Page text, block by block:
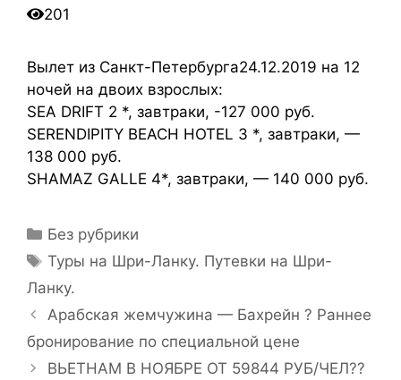
201
Вылет из Санкт-Петербурга24.12.2019 на 12
ночей на двоих взрослых:
SEA DRIFT 2 *, завтраки, -127 000 руб.
SERENDIPITY BEACH HOTEL 3 *, завтраки, —
138 000 руб.
SHAMAZ GALLE 4*, завтраки, — 140 000 руб.
Без рубрики
Туры на Шри-Ланку. Путевки на Шри-
Ланку.
Арабская жемчужина — Бахрейн ? Раннее
бронирование по специальной цене
ВЬЕТНАМ В НОЯБРЕ ОТ 59844 РУБ/ЧЕЛ??